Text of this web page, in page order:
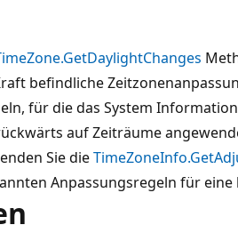
befindliche
für die das System
auf Zeiträume
Sie die
Anpassungsregeln für